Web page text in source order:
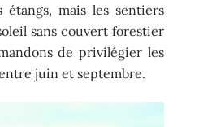
mais les sentiers
sans couvert forestier
de privilégier les
juin et septembre.